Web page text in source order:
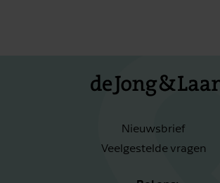
Nieuwsbrief
Veelgestelde vragen